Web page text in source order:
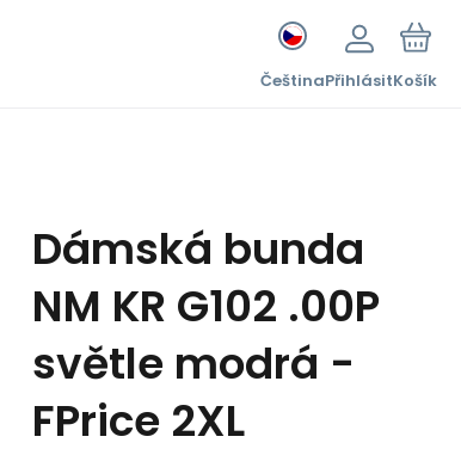
ČeštinaPřihlásitKošík
Dámská bunda
NM KR G102 .00P
světle modrá -
FPrice 2XL